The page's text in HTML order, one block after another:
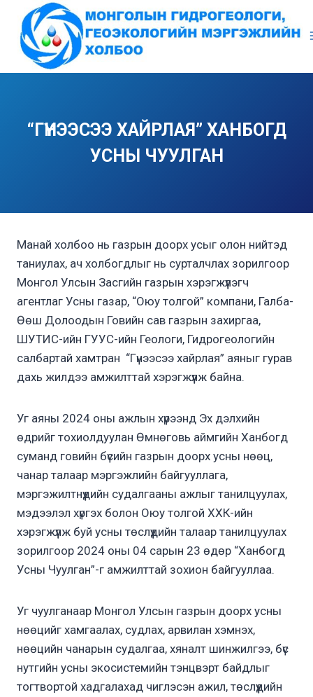
content
“ГҮНЭЭСЭЭ ХАЙРЛАЯ” ХАНБОГД
УСНЫ ЧУУЛГАН
Манай холбоо нь газрын доорх усыг олон нийтэд
таниулах, ач холбогдлыг нь сурталчлах зорилгоор
Монгол Улсын Засгийн газрын хэрэгжүүлэгч
агентлаг Усны газар, “Оюу толгой” компани, Галба-
Өөш Долоодын Говийн сав газрын захиргаа,
ШУТИС-ийн ГУУС-ийн Геологи, Гидрогеологийн
салбартай хамтран “Гүнээсээ хайрлая” аяныг гурав
дахь жилдээ амжилттай хэрэгжүүлж байна.
Уг аяны 2024 оны ажлын хүрээнд Эх дэлхийн
өдрийг тохиолдуулан Өмнөговь аймгийн Ханбогд
суманд говийн бүсийн газрын доорх усны нөөц,
чанар талаар мэргэжлийн байгууллага,
мэргэжилтнүүдийн судалгааны ажлыг танилцуулах,
мэдээлэл хүргэх болон Оюу толгой ХХК-ийн
хэрэгжүүлж буй усны төслүүдийн талаар танилцуулах
зорилгоор 2024 оны 04 сарын 23 өдөр “Ханбогд
Усны Чуулган”-г амжилттай зохион байгууллаа.
Уг чуулганаар Монгол Улсын газрын доорх усны
нөөцийг хамгаалах, судлах, арвилан хэмнэх,
нөөцийн чанарын судалгаа, хяналт шинжилгээ, бүс
нутгийн усны экосистемийн тэнцвэрт байдлыг
тогтвортой хадгалахад чиглэсэн ажил, төслүүдийн